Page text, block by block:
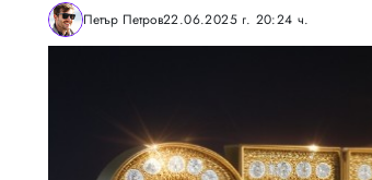
Петър Петров22.06.2025 г. 20:24 ч.